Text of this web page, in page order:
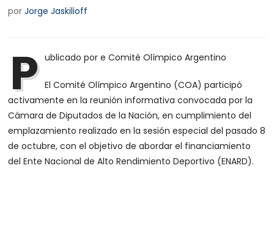
porJorge Jaskilioff
P ublicado por e Comitè Olímpico Argentino
El Comité Olímpico Argentino (COA) participó
activamente en la reunión informativa convocada por la
Cámara de Diputados de la Nación, en cumplimiento del
emplazamiento realizado en la sesión especial del pasado 8
de octubre, con el objetivo de abordar el financiamiento
del Ente Nacional de Alto Rendimiento Deportivo (ENARD).